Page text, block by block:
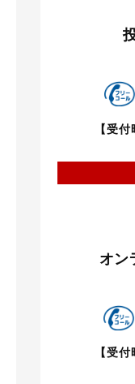
【受
オン
【受